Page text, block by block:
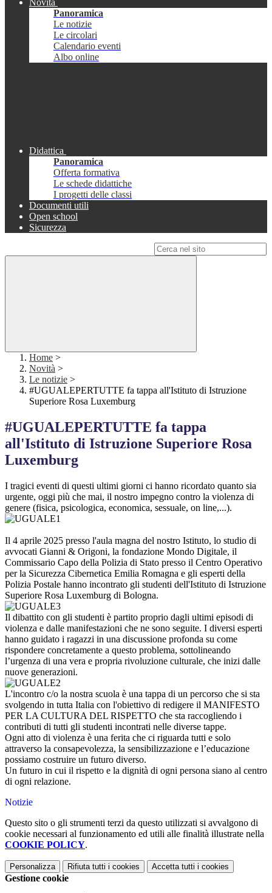
Novità
Panoramica
Le notizie
Le circolari
Calendario eventi
Albo online
Didattica
Panoramica
Offerta formativa
Le schede didattiche
I progetti delle classi
Documenti utili
Open school
Sicurezza
Home >
Novità >
Le notizie >
#UGUALEPERTUTTE fa tappa all'Istituto di Istruzione
Superiore Rosa Luxemburg
#UGUALEPERTUTTE fa tappa
all'Istituto di Istruzione Superiore Rosa
Luxemburg
I tragici eventi di questi ultimi giorni ci hanno ricordato quanto sia
urgente, oggi più che mai, il nostro impegno contro la violenza di
genere (fisica, psicologica, economica, sessuale, on line,...).
Il 4 aprile 2025 presso l'aula magna del nostro Istituto, lo studio di
avvocati Gianni & Origoni, la fondazione Mondo Digitale, il
Commissario Capo della Polizia di Stato presso il Centro Operativo
per la Sicurezza Cibernetica Emilia Romagna e gli esperti della
Polizia Postale hanno incontrato gli studenti dell'Istituto di Istruzione
Superiore Rosa Luxemburg di Bologna.
Il dibattito con gli studenti è partito proprio dagli ultimi episodi di
violenza e dalle manifestazioni che ne sono seguite. I diversi esperti
hanno guidato i ragazzi in una discussione profonda su come
rispondere concretamente a questo problema, sottolineando
l’urgenza di una vera e propria rivoluzione culturale, che inizi dalle
nuove generazioni.
L'incontro c/o la nostra scuola è una tappa di un percorso che si sta
svolgendo in tutta Italia con l'obiettivo di redigere il MANIFESTO
PER LA CULTURA DEL RISPETTO che sta raccogliendo i
contributi di tutti gli studenti incontrati nelle diverse tappe.
Ogni atto di violenza è una ferita che ci riguarda tutti e solo
attraverso la consapevolezza, la sensibilizzazione e l’educazione
possiamo costruire un futuro diverso.
Un futuro in cui il rispetto e la dignità di ogni persona siano al centro
di ogni relazione.
Notizie
Questo sito o gli strumenti terzi da questo utilizzati si avvalgono di
cookie necessari al funzionamento ed utili alle finalità illustrate nella
COOKIE POLICY.
Personalizza Rifiuta tutti i cookies Accetta tutti i cookies
Gestione cookie